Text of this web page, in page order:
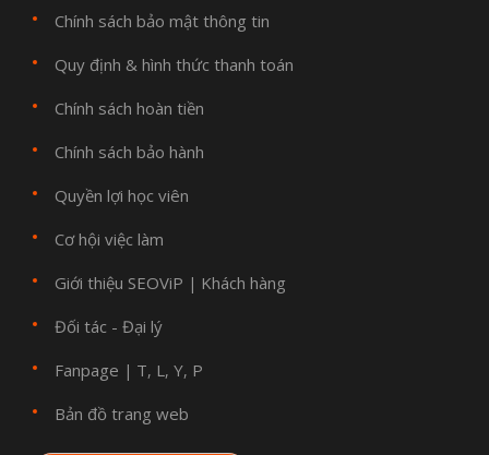
Chính sách bảo mật thông tin
Quy định & hình thức thanh toán
Chính sách hoàn tiền
Chính sách bảo hành
Quyền lợi học viên
Cơ hội việc làm
Giới thiệu SEOViP | Khách hàng
Đối tác - Đại lý
Fanpage | T, L, Y, P
Bản đồ trang web